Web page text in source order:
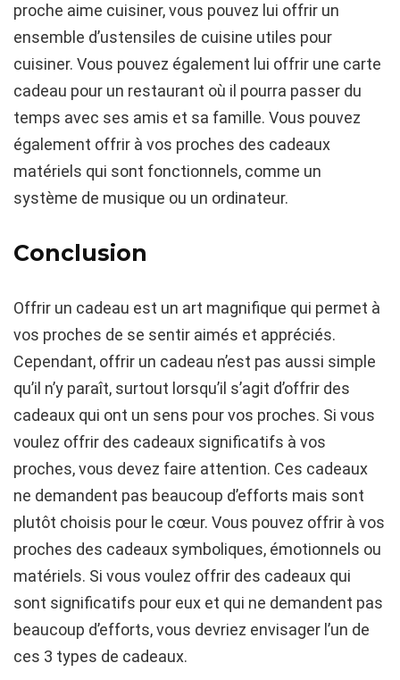
proche aime cuisiner, vous pouvez lui offrir un
ensemble d’ustensiles de cuisine utiles pour
cuisiner. Vous pouvez également lui offrir une carte
cadeau pour un restaurant où il pourra passer du
temps avec ses amis et sa famille. Vous pouvez
également offrir à vos proches des cadeaux
matériels qui sont fonctionnels, comme un
système de musique ou un ordinateur.
Conclusion
Offrir un cadeau est un art magnifique qui permet à
vos proches de se sentir aimés et appréciés.
Cependant, offrir un cadeau n’est pas aussi simple
qu’il n’y paraît, surtout lorsqu’il s’agit d’offrir des
cadeaux qui ont un sens pour vos proches. Si vous
voulez offrir des cadeaux significatifs à vos
proches, vous devez faire attention. Ces cadeaux
ne demandent pas beaucoup d’efforts mais sont
plutôt choisis pour le cœur. Vous pouvez offrir à vos
proches des cadeaux symboliques, émotionnels ou
matériels. Si vous voulez offrir des cadeaux qui
sont significatifs pour eux et qui ne demandent pas
beaucoup d’efforts, vous devriez envisager l’un de
ces 3 types de cadeaux.